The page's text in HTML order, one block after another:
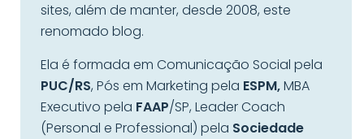
sites, além de manter, desde 2008, este
renomado blog.
Ela é formada em Comunicação Social pela
PUC/RS, Pós em Marketing pela ESPM,MBA
Executivo pela FAAP/SP, Leader Coach
(Personal e Professional) pela Sociedade